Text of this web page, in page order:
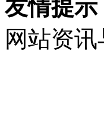
友情提示
网站资讯